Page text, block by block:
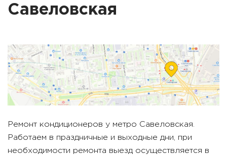
Савеловская
Ремонт кондиционеров у метро Савеловская.
Работаем в праздничные и выходные дни, при
необходимости ремонта выезд осуществляется в